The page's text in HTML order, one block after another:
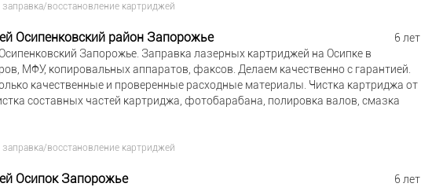
заправка/восстановление картриджей
6 лет
Осипенковский район Запорожье
Запорожье. Заправка лазерных картриджей на Осипке в
МФУ, копировальных аппаратов, факсов. Делаем качественно с гарантией.
качественные и проверенные расходные материалы. Чистка картриджа от
составных частей картриджа, фотобарабана, полировка валов, смазка
заправка/восстановление картриджей
6 лет
Осипок Запорожье